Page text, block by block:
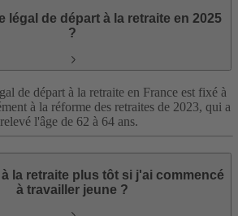
légal de départ à la retraite en 2025
?
de départ à la retraite en France est fixé à
à la réforme des retraites de 2023, qui a
l'âge de 62 à 64 ans.
la retraite plus tôt si j'ai commencé
à travailler jeune ?